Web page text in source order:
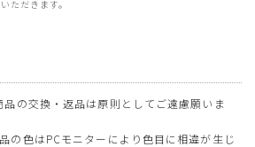
ただきます。
の交換・返品は原則としてご遠慮願いま
の色はPCモニターにより色目に相違が生じ